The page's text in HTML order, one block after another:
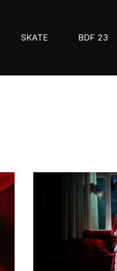
SKATE BDF 23